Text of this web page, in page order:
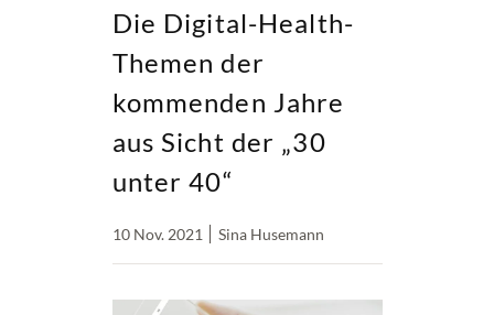
Die Digital-Health-
Themen der
kommenden Jahre
aus Sicht der „30
unter 40“
10 Nov. 2021 Sina Husemann